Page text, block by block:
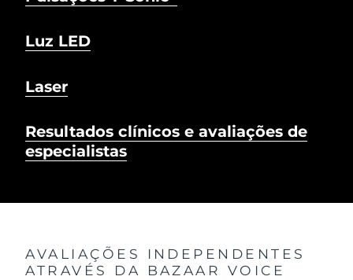
Luz LED
Laser
Resultados clínicos e avaliações de
especialistas
AVALIAÇÕES INDEPENDENTES
ATRAVÉS DA BAZAAR VOICE